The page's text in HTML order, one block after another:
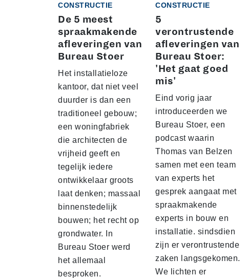
CONSTRUCTIE
De 5 meest
spraakmakende
afleveringen van
Bureau Stoer
Het installatieloze
kantoor, dat niet veel
duurder is dan een
traditioneel gebouw;
een woningfabriek
die architecten de
vrijheid geeft en
tegelijk iedere
ontwikkelaar groots
laat denken; massaal
binnenstedelijk
bouwen; het recht op
grondwater. In
Bureau Stoer werd
het allemaal
besproken.
CONSTRUCTIE
5
verontrustende
afleveringen van
Bureau Stoer:
'Het gaat goed
mis'
Eind vorig jaar
introduceerden we
Bureau Stoer, een
podcast waarin
Thomas van Belzen
samen met een team
van experts het
gesprek aangaat met
spraakmakende
experts in bouw en
installatie. sindsdien
zijn er verontrustende
zaken langsgekomen.
We lichten er